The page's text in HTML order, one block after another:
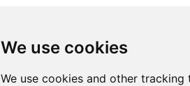
We use cookies
We use cookies and other